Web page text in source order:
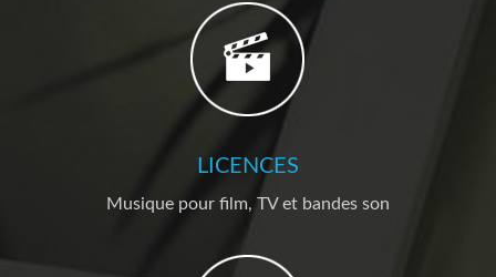
LICENCES
Musique pour film, TV et bandes son